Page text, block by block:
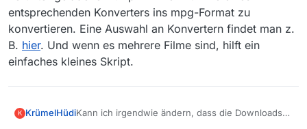
entsprechenden Konverters ins mpg-Format zu
konvertieren. Eine Auswahl an Konvertern findet man z.
B. hier. Und wenn es mehrere Filme sind, hilft ein
einfaches kleines Skript.
K KrümelHüdiKann ich irgendwie ändern, dass die Downloads